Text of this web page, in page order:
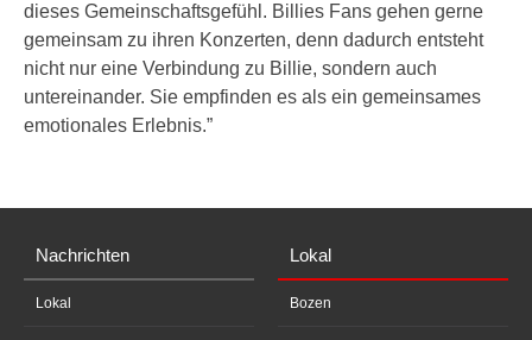
dieses Gemeinschaftsgefühl. Billies Fans gehen gerne
gemeinsam zu ihren Konzerten, denn dadurch entsteht
nicht nur eine Verbindung zu Billie, sondern auch
untereinander. Sie empfinden es als ein gemeinsames
emotionales Erlebnis.”
Nachrichten
Lokal
Lokal
Bozen